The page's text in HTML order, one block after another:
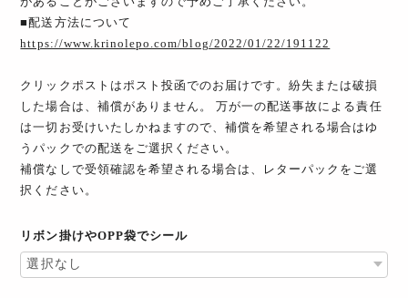
■配送方法について
https://www.krinolepo.com/blog/2022/01/22/191122
クリックポストはポスト投函でのお届けです。紛失または破損
した場合は、補償がありません。 万が一の配送事故による責任
は一切お受けいたしかねますので、補償を希望される場合はゆ
うパックでの配送をご選択ください。
補償なしで受領確認を希望される場合は、レターパックをご選
択ください。
リボン掛けやOPP袋でシール